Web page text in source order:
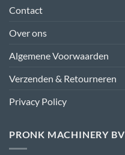
Contact
Over ons
Algemene Voorwaarden
Verzenden & Retourneren
Privacy Policy
PRONK MACHINERY BV